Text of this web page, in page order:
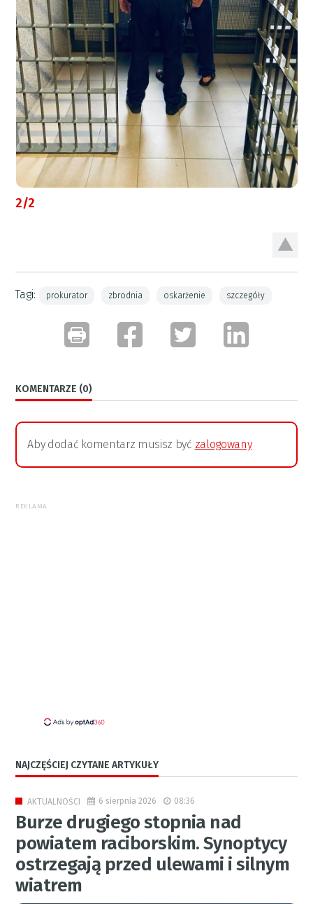
2/2
Tagi: prokurator zbrodnia oskarżenie szczegóły
KOMENTARZE (0)
Aby dodać komentarz musisz być zalogowany
REKLAMA
NAJCZĘŚCIEJ CZYTANE ARTYKUŁY
AKTUALNOŚCI 6 sierpnia 2026 08:36
Burze drugiego stopnia nad
powiatem raciborskim. Synoptycy
ostrzegają przed ulewami i silnym
wiatrem